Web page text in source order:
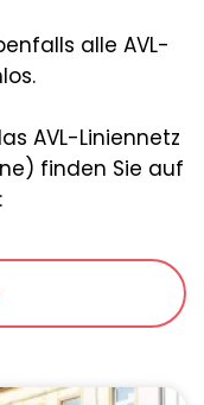
alle AVL-
AVL-Liniennetz
finden Sie auf